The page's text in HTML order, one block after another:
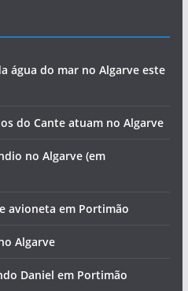
água do mar no Algarve este
do Cante atuam no Algarve
no Algarve (em
avioneta em Portimão
Algarve
Daniel em Portimão